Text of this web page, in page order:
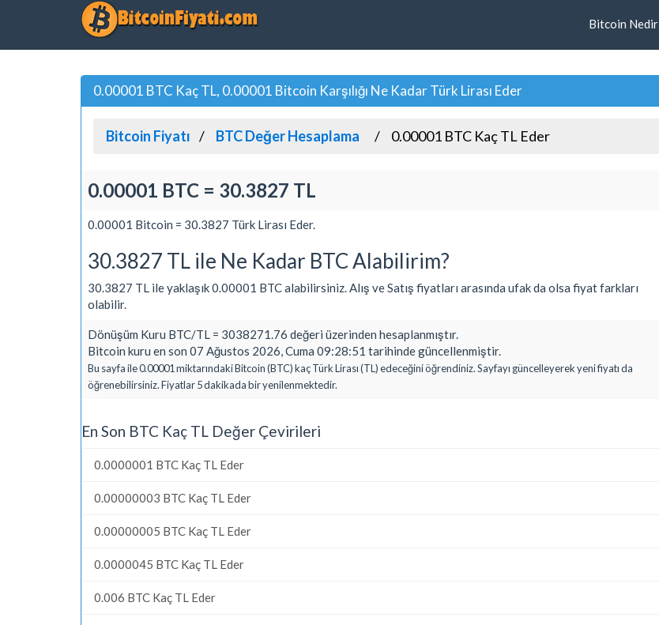
Bitcoin Nedir
0.00001 BTC Kaç TL, 0.00001 Bitcoin Karşılığı Ne Kadar Türk Lirası Eder
Bitcoin Fiyatı BTC Değer Hesaplama 0.00001 BTC Kaç TL Eder
0.00001 BTC = 30.3827 TL
0.00001 Bitcoin = 30.3827 Türk Lirası Eder.
30.3827 TL ile Ne Kadar BTC Alabilirim?
30.3827 TL ile yaklaşık 0.00001 BTC alabilirsiniz. Alış ve Satış fiyatları arasında ufak da olsa fiyat farkları
olabilir.
Dönüşüm Kuru BTC/TL = 3038271.76 değeri üzerinden hesaplanmıştır.
Bitcoin kuru en son 07 Ağustos 2026, Cuma 09:28:51 tarihinde güncellenmiştir.
Bu sayfa ile 0.00001 miktarındaki Bitcoin (BTC) kaç Türk Lirası (TL) edeceğini öğrendiniz. Sayfayı güncelleyerek yeni fiyatı da
öğrenebilirsiniz. Fiyatlar 5 dakikada bir yenilenmektedir.
En Son BTC Kaç TL Değer Çevirileri
0.0000001 BTC Kaç TL Eder
0.00000003 BTC Kaç TL Eder
0.00000005 BTC Kaç TL Eder
0.0000045 BTC Kaç TL Eder
0.006 BTC Kaç TL Eder